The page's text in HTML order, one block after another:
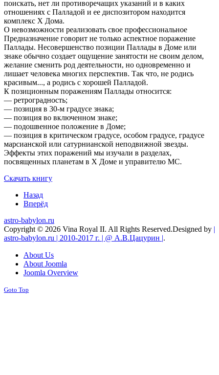
поискать, нет ли противоречащих указаний и в каких
отношениях с Палладой и ее диспозитором находится
комплекс X Дома.
О невозможности реализовать свое профессиональное
Предназначение говорит не только аспектное поражение
Паллады. Несовершенство позиции Паллады в Доме или
знаке обычно создает ощущение занятости не своим делом,
желание сменить род деятельности, но одновременно и
лишает человека многих перспектив. Так что, не родись
красивым..., а родись с хорошей Палладой.
К позиционным поражениям Паллады относится:
— ретроградность;
— позиция в 30-м градусе знака;
— позиция во включенном знаке;
— подошвенное положение в Доме;
— позиция в критическом градусе, особом градусе, градусе
марсианской или сатурнианской неподвижной звезды.
Эффекты этих поражений мы изучали в разделах,
посвященных планетам в X Доме и управителю МС.
Скачать книгу
Назад
Вперёд
astro-babylon.ru
Copyright © 2026 Vina Royal II. All Rights Reserved.Designed by |
astro-babylon.ru | 2010-2017 г. | @ А.В.Цацурин |.
About Us
About Joomla
Joomla Overview
Goto Top